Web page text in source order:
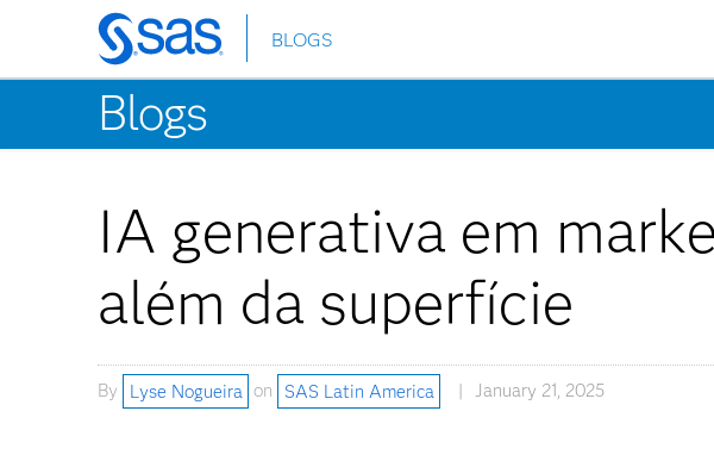
Skip
to
main
content
BLOGS
Blogs
IA generativa em
além da superfície
By Lyse Nogueira on SAS Latin America January 21, 2025